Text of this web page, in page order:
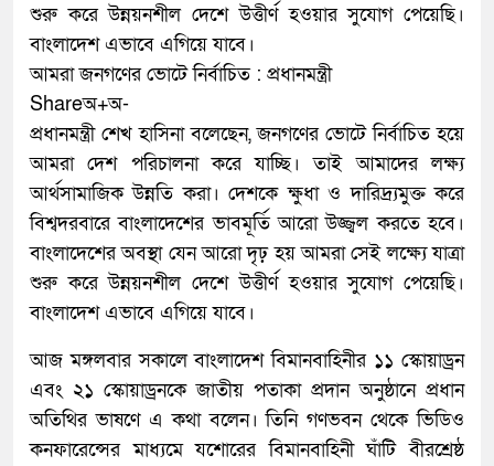
শুরু করে উন্নয়নশীল দেশে উত্তীর্ণ হওয়ার সুযোগ পেয়েছি।
বাংলাদেশ এভাবে এগিয়ে যাবে।
আমরা জনগণের ভোটে নির্বাচিত : প্রধানমন্ত্রী
Shareঅ+অ-
প্রধানমন্ত্রী শেখ হাসিনা বলেছেন, জনগণের ভোটে নির্বাচিত হয়ে
আমরা দেশ পরিচালনা করে যাচ্ছি। তাই আমাদের লক্ষ্য
আর্থসামাজিক উন্নতি করা। দেশকে ক্ষুধা ও দারিদ্র্যমুক্ত করে
বিশ্বদরবারে বাংলাদেশের ভাবমূর্তি আরো উজ্জ্বল করতে হবে।
বাংলাদেশের অবস্থা যেন আরো দৃঢ় হয় আমরা সেই লক্ষ্যে যাত্রা
শুরু করে উন্নয়নশীল দেশে উত্তীর্ণ হওয়ার সুযোগ পেয়েছি।
বাংলাদেশ এভাবে এগিয়ে যাবে।
আজ মঙ্গলবার সকালে বাংলাদেশ বিমানবাহিনীর ১১ স্কোয়াড্রন
এবং ২১ স্কোয়াড্রনকে জাতীয় পতাকা প্রদান অনুষ্ঠানে প্রধান
অতিথির ভাষণে এ কথা বলেন। তিনি গণভবন থেকে ভিডিও
কনফারেন্সের মাধ্যমে যশোরের বিমানবাহিনী ঘাঁটি বীরশ্রেষ্ঠ